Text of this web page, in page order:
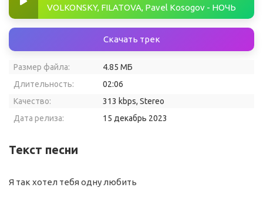
VOLKONSKY, FILATOVA, Pavel Kosogov - НОЧЬ
Скачать трек
Размер файла:
4.85 МБ
Длительность:
02:06
Качество:
313 kbps, Stereo
Дата релиза:
15 декабрь 2023
Текст песни
Я так хотел тебя одну любить